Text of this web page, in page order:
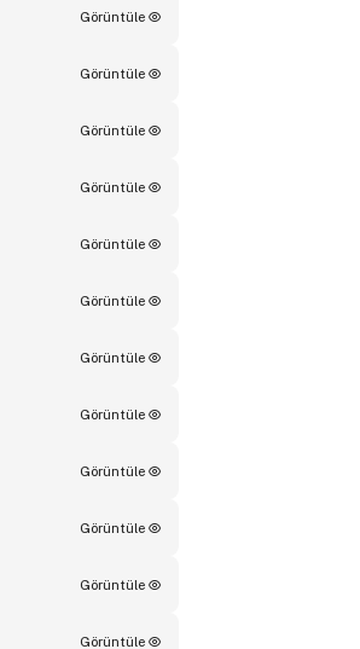
Görüntüle
Görüntüle
Görüntüle
Görüntüle
Görüntüle
Görüntüle
Görüntüle
Görüntüle
Görüntüle
Görüntüle
Görüntüle
Görüntüle